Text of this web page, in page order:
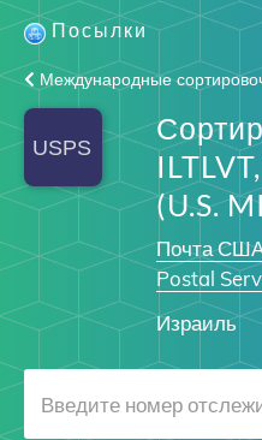
Посылки
Международные
(U.S.
Почта США
Postal
Израиль